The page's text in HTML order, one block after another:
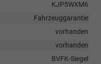
KJP5WXM6
Fahrzeuggarantie
vorhanden
vorhanden
BVFK-Siegel